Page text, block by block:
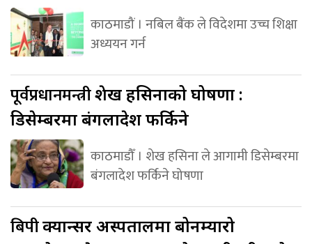
काठमाडौं । नबिल बैंक ले विदेशमा उच्च शिक्षा
अध्ययन गर्न
पूर्वप्रधानमन्त्रीशेख हसिनाको घोषणा :
डिसेम्बरमा बंगलादेश फर्किने
काठमाडौँ । शेख हसिना ले आगामी डिसेम्बरमा
बंगलादेश फर्किने घोषणा
बिपीक्यान्सर अस्पतालमा बोनम्यारो